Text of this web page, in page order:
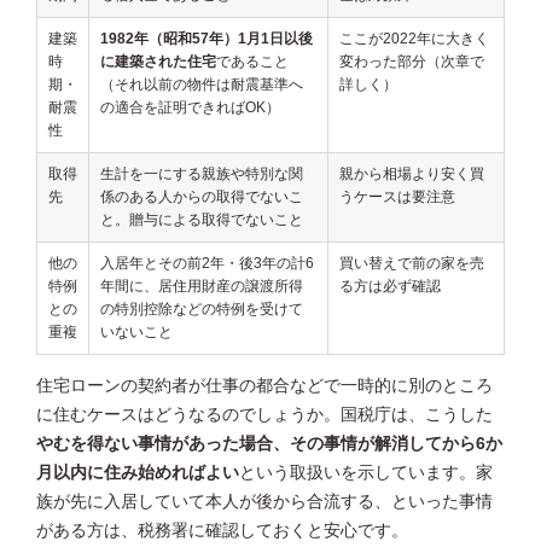
建築
時
期・
耐震
性
1982年（昭和57年）1月1日以後
に建築された住宅であること
（それ以前の物件は耐震基準へ
の適合を証明できればOK）
ここが2022年に大きく
変わった部分（次章で
詳しく）
取得
先
生計を一にする親族や特別な関
係のある人からの取得でないこ
と。贈与による取得でないこと
親から相場より安く買
うケースは要注意
他の
特例
との
重複
入居年とその前2年・後3年の計6
年間に、居住用財産の譲渡所得
の特別控除などの特例を受けて
いないこと
買い替えで前の家を売
る方は必ず確認
住宅ローンの契約者が仕事の都合などで一時的に別のところ
に住むケースはどうなるのでしょうか。国税庁は、こうした
やむを得ない事情があった場合、その事情が解消してから6か
月以内に住み始めればよいという取扱いを示しています。家
族が先に入居していて本人が後から合流する、といった事情
がある方は、税務署に確認しておくと安心です。